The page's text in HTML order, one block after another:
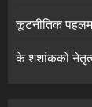
कूटनीतिक
के शशांकको